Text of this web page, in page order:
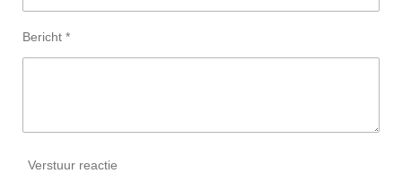
Bericht *
Verstuur reactie